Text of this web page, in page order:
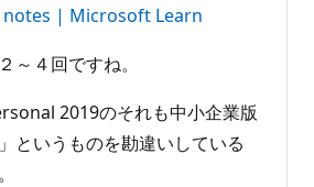
notes | Microsoft Learn
～４回ですね。
2019のそれも中小企業版
というものを勘違いしている